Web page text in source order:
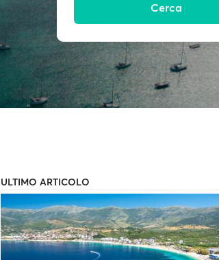
Cerca
ULTIMO ARTICOLO